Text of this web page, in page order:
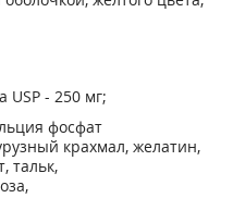
USP - 250 мг;
фосфат
крахмал, желатин,
тальк,